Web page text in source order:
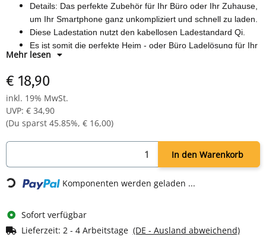
Details: Das perfekte Zubehör für Ihr Büro oder Ihr Zuhause,
um Ihr Smartphone ganz unkompliziert und schnell zu laden.
Diese Ladestation nutzt den kabellosen Ladestandard Qi.
Es ist somit die perfekte Heim - oder Büro Ladelösung für Ihr
Handy oder Tablet.
Mit bis zu 10 Watt Ladeleistung bietet das Gerät eine bis zu
1,4 mal schnellere Ladegeschwindigkeit als Standard Qi
Wireless Ladegeräte
Mehr lesen
€ 18,90
inkl. 19% MwSt.
UVP: € 34,90
(Du sparst 45.85%, € 16,00)
In den Warenkorb
Loading... Komponenten werden geladen ...
Sofort verfügbar
Lieferzeit: 2 - 4 Arbeitstage (DE - Ausland abweichend)